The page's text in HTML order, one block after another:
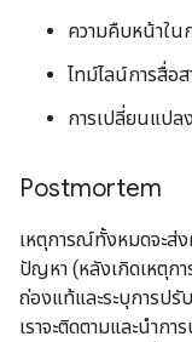
ความคืบหน้าใน
ไทม์ไลน์การสื่อ
การเปลี่ยนแปล
Postmortem
เหตุการณ์ทั้งหมดจะส่ง
ปัญหา (หลังเกิดเหตุกา
ถ่องแท้และระบุการปรั
เราจะติดตามและนําก